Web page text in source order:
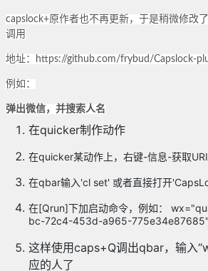
capslock+原作者也不再更新，于是稍微修改
调用
地址：https://github.com/frybud/Capslock-
例如：
弹出微信，并搜索人名
在quicker制作动作
在quicker某动作上，右键-信息-获取URI
在qbar输入'cl set' 或者直接打开
在[Qrun]下加启动命令，例如：
bc-72c4-453d-a965-775e34e87685"
这样使用caps+Q调出qbar，输入
应的人了